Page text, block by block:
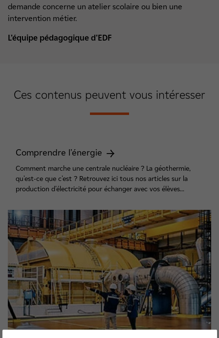
demande concerne un atelier scolaire ou bien une
intervention métier.
L'équipe pédagogique d'EDF
Ces contenus peuvent vous intéresser
Comprendre l'énergie
Comment marche une centrale nucléaire ? La géothermie,
qu'est-ce que c'est ? Retrouvez ici tous nos articles sur la
production d'électricité pour échanger avec vos élèves...